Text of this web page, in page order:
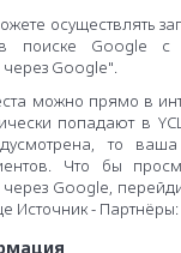
осуществлять
поиске Google с
Google".
можно прямо в
попадают в
то
Что бы
Google,
Источник -